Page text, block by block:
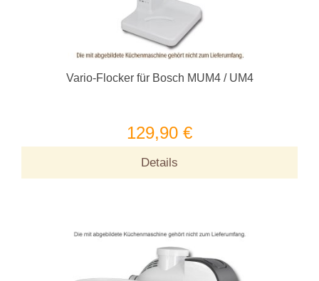
Vario-Flocker für Bosch MUM4 / UM4
129,90 €
Details